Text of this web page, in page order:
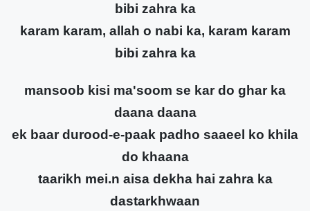
bibi zahra ka
karam karam, allah o nabi ka, karam karam
bibi zahra ka
mansoob kisi ma'soom se kar do ghar ka
daana daana
ek baar durood-e-paak padho saaeel ko khila
do khaana
taarikh mei.n aisa dekha hai zahra ka
dastarkhwaan